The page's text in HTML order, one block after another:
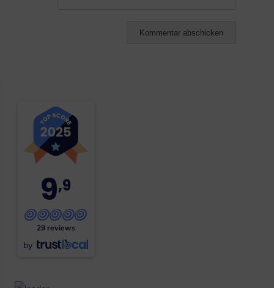
9,9
29 reviews
by